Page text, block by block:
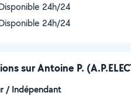
24h/24
24h/24
sur Antoine P.
/ Indépendant